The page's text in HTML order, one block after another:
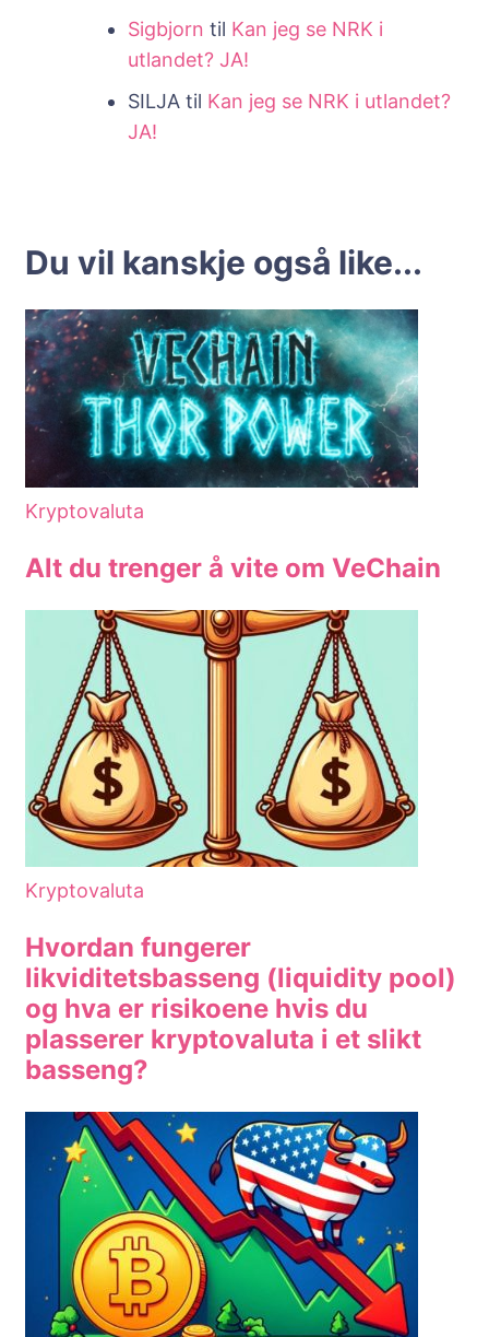
Sigbjorn til Kan jeg se NRK i
utlandet? JA!
SILJA til Kan jeg se NRK i utlandet?
JA!
Du vil kanskje også like...
Kryptovaluta
Alt du trenger å vite om VeChain
Kryptovaluta
Hvordan fungerer
likviditetsbasseng (liquidity pool)
og hva er risikoene hvis du
plasserer kryptovaluta i et slikt
basseng?